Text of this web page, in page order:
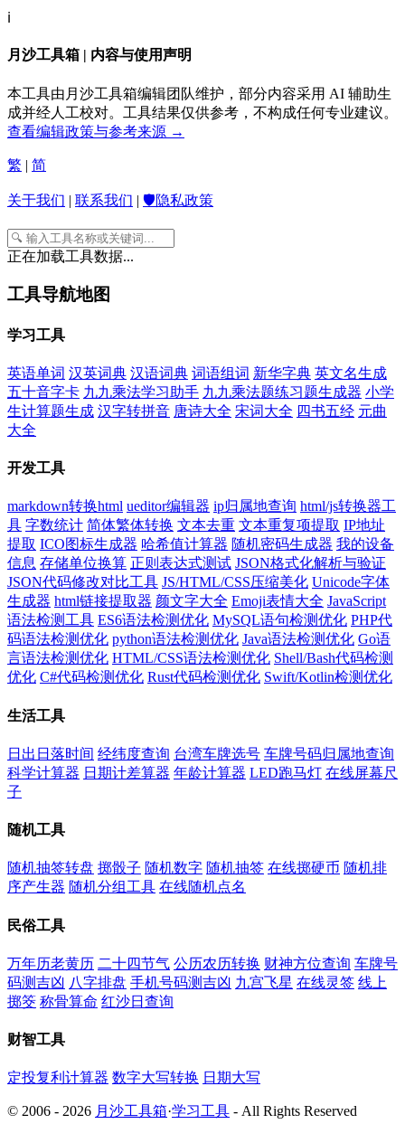
ℹ️
月沙工具箱 | 内容与使用声明
本工具由月沙工具箱编辑团队维护，部分内容采用 AI 辅助生
成并经人工校对。工具结果仅供参考，不构成任何专业建议。
查看编辑政策与参考来源 →
繁 | 简
关于我们 | 联系我们 | 🛡️隐私政策
正在加载工具数据...
工具导航地图
学习工具
英语单词 汉英词典 汉语词典 词语组词 新华字典 英文名生成
五十音字卡 九九乘法学习助手 九九乘法题练习题生成器 小学
生计算题生成 汉字转拼音 唐诗大全 宋词大全 四书五经 元曲
大全
开发工具
markdown转换html ueditor编辑器 ip归属地查询 html/js转换器工
具 字数统计 简体繁体转换 文本去重 文本重复项提取 IP地址
提取 ICO图标生成器 哈希值计算器 随机密码生成器 我的设备
信息 存储单位换算 正则表达式测试 JSON格式化解析与验证
JSON代码修改对比工具 JS/HTML/CSS压缩美化 Unicode字体
生成器 html链接提取器 颜文字大全 Emoji表情大全 JavaScript
语法检测工具 ES6语法检测优化 MySQL语句检测优化 PHP代
码语法检测优化 python语法检测优化 Java语法检测优化 Go语
言语法检测优化 HTML/CSS语法检测优化 Shell/Bash代码检测
优化 C#代码检测优化 Rust代码检测优化 Swift/Kotlin检测优化
生活工具
日出日落时间 经纬度查询 台湾车牌选号 车牌号码归属地查询
科学计算器 日期计差算器 年龄计算器 LED跑马灯 在线屏幕尺
子
随机工具
随机抽签转盘 掷骰子 随机数字 随机抽签 在线掷硬币 随机排
序产生器 随机分组工具 在线随机点名
民俗工具
万年历老黄历 二十四节气 公历农历转换 财神方位查询 车牌号
码测吉凶 八字排盘 手机号码测吉凶 九宫飞星 在线灵签 线上
掷筊 称骨算命 红沙日查询
财智工具
定投复利计算器 数字大写转换 日期大写
© 2006 - 2026 月沙工具箱·学习工具 - All Rights Reserved